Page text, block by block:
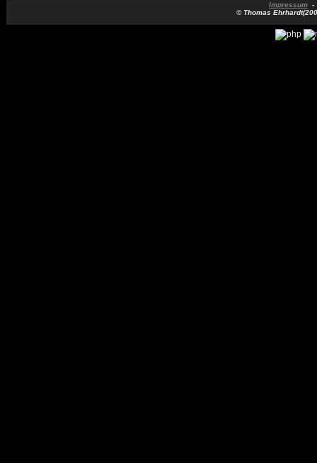
Impressum
© Thomas